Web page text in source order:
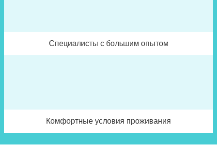
Специалисты с большим опытом
Комфортные условия проживания